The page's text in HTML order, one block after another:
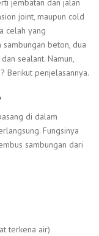
jembatan dan jalan
joint, maupun cold
celah yang
beton, dua
sealant. Namun,
Berikut penjelasannya.
di dalam
Fungsinya
sambungan dari
terkena air)